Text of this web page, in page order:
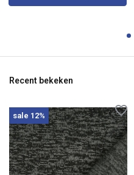
Recent bekeken
sale 12%